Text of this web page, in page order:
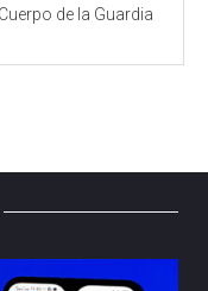
de la Guardia